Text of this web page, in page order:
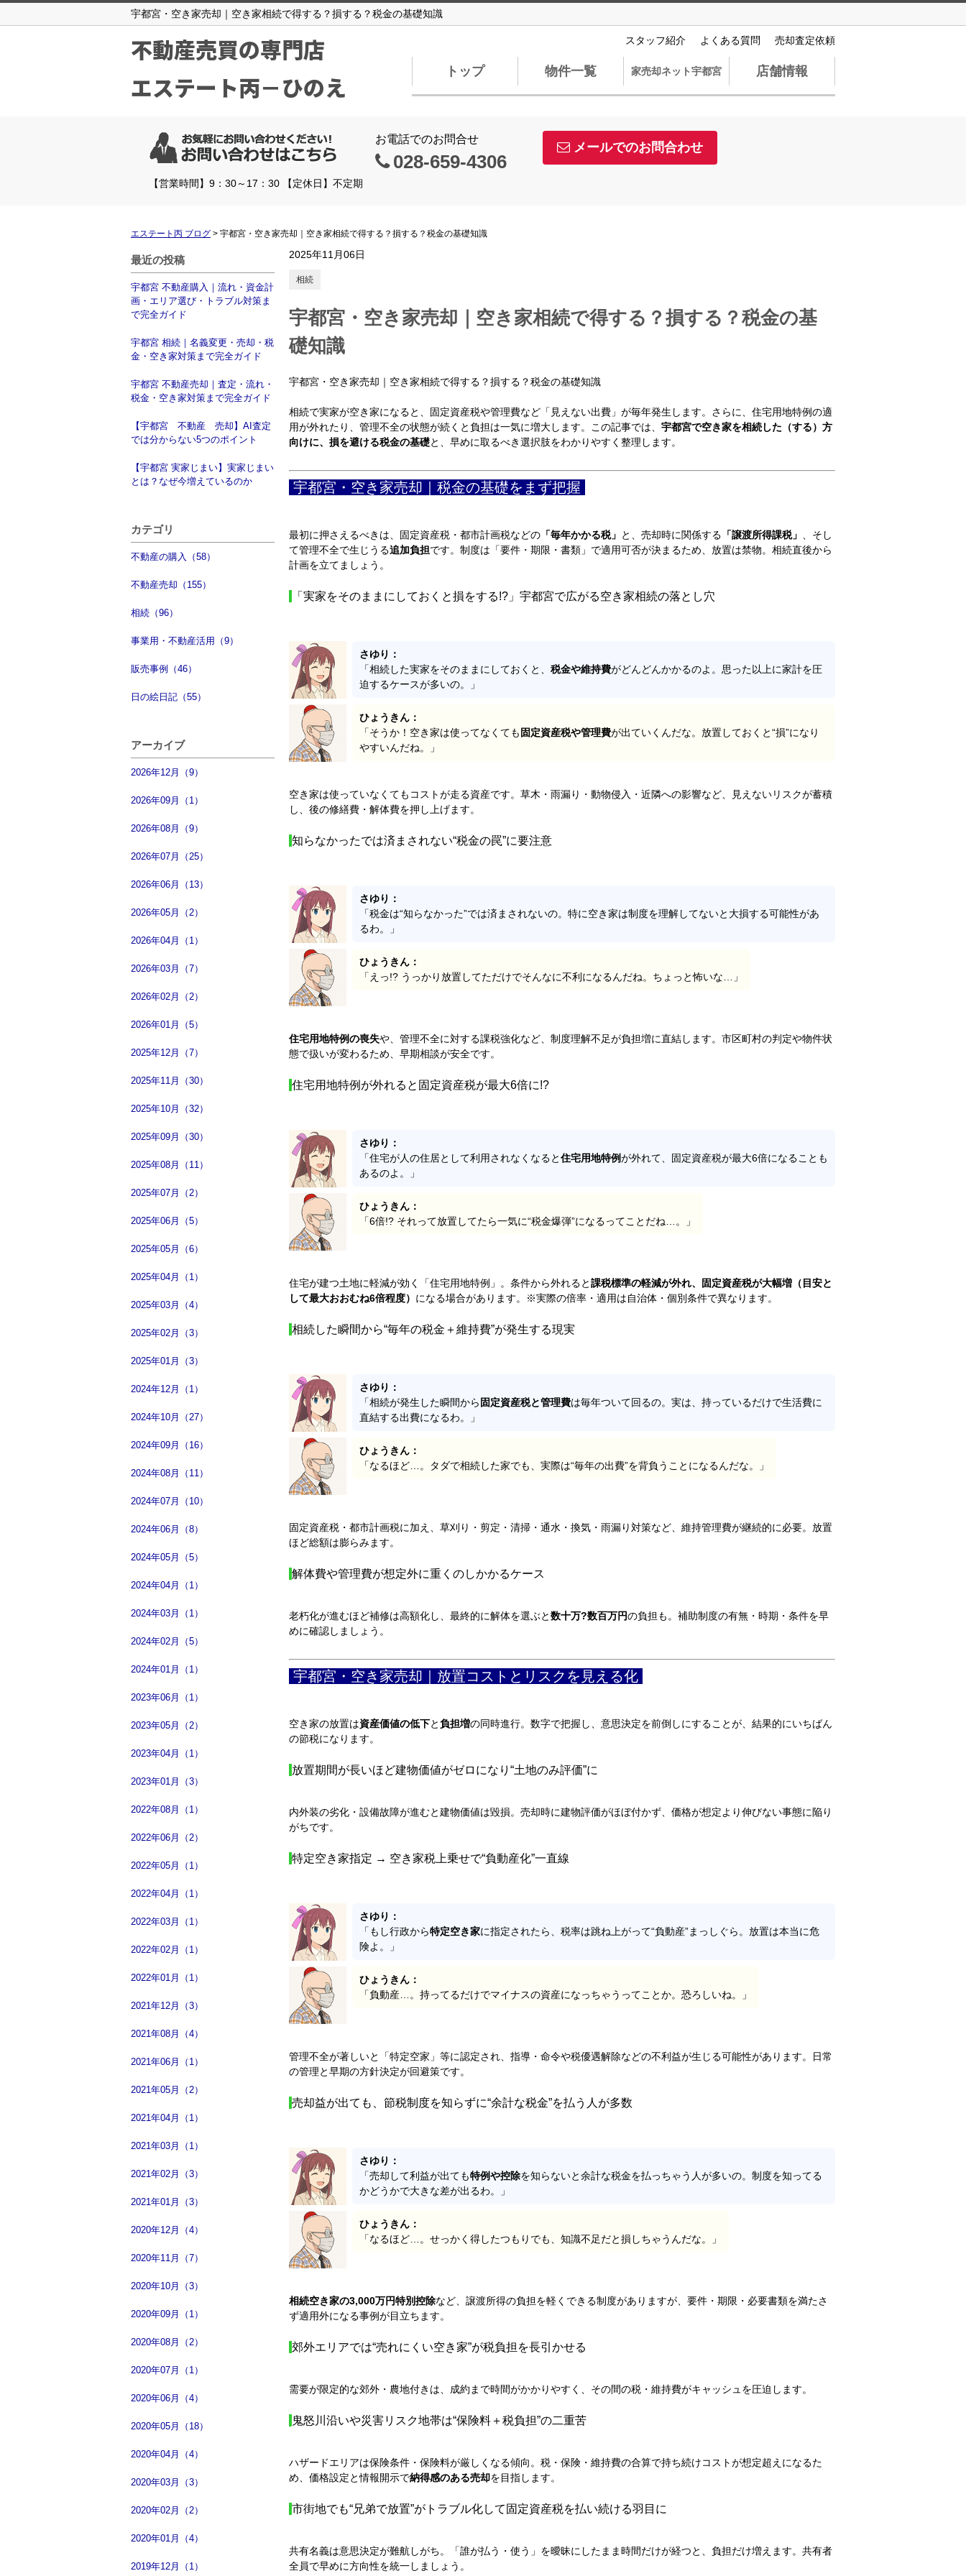
宇都宮・空き家売却｜空き家相続で得する？損する？税金の基礎知識
不動産売買の専門店
エステート丙－ひのえ
スタッフ紹介 よくある質問 売却査定依頼
トップ 物件一覧 家売却ネット宇都宮 店舗情報
お電話でのお問合せ
028-659-4306
メールでのお問合わせ
【営業時間】9：30～17：30 【定休日】不定期
エステート丙 ブログ > 宇都宮・空き家売却｜空き家相続で得する？損する？税金の基礎知識
最近の投稿
宇都宮 不動産購入｜流れ・資金計
画・エリア選び・トラブル対策ま
で完全ガイド
宇都宮 相続｜名義変更・売却・税
金・空き家対策まで完全ガイド
宇都宮 不動産売却｜査定・流れ・
税金・空き家対策まで完全ガイド
【宇都宮 不動産 売却】AI査定
では分からない5つのポイント
【宇都宮 実家じまい】実家じまい
とは？なぜ今増えているのか
カテゴリ
不動産の購入（58）
不動産売却（155）
相続（96）
事業用・不動産活用（9）
販売事例（46）
日の絵日記（55）
アーカイブ
2026年12月（9）
2026年09月（1）
2026年08月（9）
2026年07月（25）
2026年06月（13）
2026年05月（2）
2026年04月（1）
2026年03月（7）
2026年02月（2）
2026年01月（5）
2025年12月（7）
2025年11月（30）
2025年10月（32）
2025年09月（30）
2025年08月（11）
2025年07月（2）
2025年06月（5）
2025年05月（6）
2025年04月（1）
2025年03月（4）
2025年02月（3）
2025年01月（3）
2024年12月（1）
2024年10月（27）
2024年09月（16）
2024年08月（11）
2024年07月（10）
2024年06月（8）
2024年05月（5）
2024年04月（1）
2024年03月（1）
2024年02月（5）
2024年01月（1）
2023年06月（1）
2023年05月（2）
2023年04月（1）
2023年01月（3）
2022年08月（1）
2022年06月（2）
2022年05月（1）
2022年04月（1）
2022年03月（1）
2022年02月（1）
2022年01月（1）
2021年12月（3）
2021年08月（4）
2021年06月（1）
2021年05月（2）
2021年04月（1）
2021年03月（1）
2021年02月（3）
2021年01月（3）
2020年12月（4）
2020年11月（7）
2020年10月（3）
2020年09月（1）
2020年08月（2）
2020年07月（1）
2020年06月（4）
2020年05月（18）
2020年04月（4）
2020年03月（3）
2020年02月（2）
2020年01月（4）
2019年12月（1）
2025年11月06日
相続
宇都宮・空き家売却｜空き家相続で得する？損する？税金の基
礎知識
宇都宮・空き家売却｜空き家相続で得する？損する？税金の基礎知識
相続で実家が空き家になると、固定資産税や管理費など「見えない出費」が毎年発生します。さらに、住宅用地特例の適
用が外れたり、管理不全の状態が続くと負担は一気に増大します。この記事では、 宇都宮で空き家を相続した（する）方
向けに、損を避ける税金の基礎と、早めに取るべき選択肢をわかりやすく整理します。
宇都宮・空き家売却｜税金の基礎をまず把握
最初に押さえるべきは、固定資産税・都市計画税などの 「毎年かかる税」 と、売却時に関係する 「譲渡所得課税」
、そし
て管理不全で生じうる追加負担です。制度は「要件・期限・書類」で適用可否が決まるため、放置は禁物。相続直後から
計画を立てましょう。
「実家をそのままにしておくと損をする!?」宇都宮で広がる空き家相続の落とし穴
さゆり：
「相続した実家をそのままにしておくと、 税金や維持費がどんどんかかるのよ。思った以上に家計を圧
迫するケースが多いの。」
ひょうきん：
「そうか！空き家は使ってなくても 固定資産税や管理費が出ていくんだな。放置しておくと“損”になり
やすいんだね。」
空き家は使っていなくてもコストが走る資産です。草木・雨漏り・動物侵入・近隣への影響など、見えないリスクが蓄積
し、後の修繕費・解体費を押し上げます。
知らなかったでは済まされない“税金の罠”に要注意
さゆり：
「税金は“知らなかった”では済まされないの。特に空き家は制度を理解してないと大損する可能性があ
るわ。」
ひょうきん：
「えっ!? うっかり放置してただけでそんなに不利になるんだね。ちょっと怖いな…」
住宅用地特例の喪失や、管理不全に対する課税強化など、制度理解不足が負担増に直結します。市区町村の判定や物件状
態で扱いが変わるため、早期相談が安全です。
住宅用地特例が外れると固定資産税が最大6倍に!?
さゆり：
「住宅が人の住居として利用されなくなると住宅用地特例が外れて、固定資産税が最大6倍になることも
あるのよ。」
ひょうきん：
「6倍!? それって放置してたら一気に“税金爆弾”になるってことだね…。」
住宅が建つ土地に軽減が効く「住宅用地特例」。条件から外れると課税標準の軽減が外れ、固定資産税が大幅増（目安と
して最大おおむね6倍程度） になる場合があります。※実際の倍率・適用は自治体・個別条件で異なります。
相続した瞬間から“毎年の税金＋維持費”が発生する現実
さゆり：
「相続が発生した瞬間から 固定資産税と管理費は毎年ついて回るの。実は、持っているだけで生活費に
直結する出費になるわ。」
ひょうきん：
「なるほど…。タダで相続した家でも、実際は“毎年の出費”を背負うことになるんだな。」
固定資産税・都市計画税に加え、草刈り・剪定・清掃・通水・換気・雨漏り対策など、維持管理費が継続的に必要。放置
ほど総額は膨らみます。
解体費や管理費が想定外に重くのしかかるケース
老朽化が進むほど補修は高額化し、最終的に解体を選ぶと数十万?数百万円の負担も。補助制度の有無・時期・条件を早
めに確認しましょう。
宇都宮・空き家売却｜放置コストとリスクを見える化
空き家の放置は資産価値の低下と負担増の同時進行。数字で把握し、意思決定を前倒しにすることが、結果的にいちばん
の節税になります。
放置期間が長いほど建物価値がゼロになり“土地のみ評価”に
内外装の劣化・設備故障が進むと建物価値は毀損。売却時に建物評価がほぼ付かず、価格が想定より伸びない事態に陥り
がちです。
特定空き家指定 → 空き家税上乗せで“負動産化”一直線
さゆり：
「もし行政から特定空き家に指定されたら、税率は跳ね上がって“負動産”まっしぐら。放置は本当に危
険よ。」
ひょうきん：
「負動産…。持ってるだけでマイナスの資産になっちゃうってことか。恐ろしいね。」
管理不全が著しいと「特定空家」等に認定され、指導・命令や税優遇解除などの不利益が生じる可能性があります。日常
の管理と早期の方針決定が回避策です。
売却益が出ても、節税制度を知らずに“余計な税金”を払う人が多数
さゆり：
「売却して利益が出ても特例や控除を知らないと余計な税金を払っちゃう人が多いの。制度を知ってる
かどうかで大きな差が出るわ。」
ひょうきん：
「なるほど…。せっかく得したつもりでも、知識不足だと損しちゃうんだな。」
相続空き家の3,000万円特別控除など、譲渡所得の負担を軽くできる制度がありますが、要件・期限・必要書類を満たさ
ず適用外になる事例が目立ちます。
郊外エリアでは“売れにくい空き家”が税負担を長引かせる
需要が限定的な郊外・農地付きは、成約まで時間がかかりやすく、その間の税・維持費がキャッシュを圧迫します。
鬼怒川沿いや災害リスク地帯は“保険料＋税負担”の二重苦
ハザードエリアは保険条件・保険料が厳しくなる傾向。税・保険・維持費の合算で持ち続けコストが想定超えになるた
め、価格設定と情報開示で納得感のある売却を目指します。
市街地でも“兄弟で放置”がトラブル化して固定資産税を払い続ける羽目に
共有名義は意思決定が難航しがち。「誰が払う・使う」を曖昧にしたまま時間だけが経つと、負担だけ増えます。共有者
全員で早めに方向性を統一しましょう。